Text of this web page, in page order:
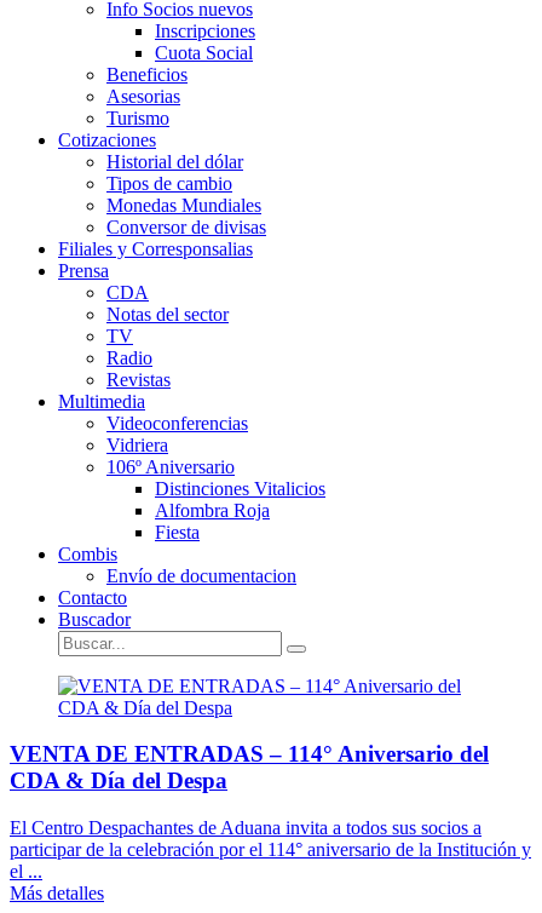
Info Socios nuevos
Inscripciones
Cuota Social
Beneficios
Asesorias
Turismo
Cotizaciones
Historial del dólar
Tipos de cambio
Monedas Mundiales
Conversor de divisas
Filiales y Corresponsalias
Prensa
CDA
Notas del sector
TV
Radio
Revistas
Multimedia
Videoconferencias
Vidriera
106º Aniversario
Distinciones Vitalicios
Alfombra Roja
Fiesta
Combis
Envío de documentacion
Contacto
Buscador
VENTA DE ENTRADAS – 114° Aniversario del
CDA & Día del Despa
El Centro Despachantes de Aduana invita a todos sus socios a
participar de la celebración por el 114° aniversario de la Institución y
el ...
Más detalles